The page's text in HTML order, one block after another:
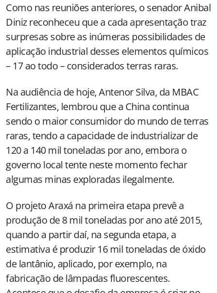
Como nas reuniões anteriores, o senador Anibal
Diniz reconheceu que a cada apresentação traz
surpresas sobre as inúmeras possibilidades de
aplicação industrial desses elementos químicos
– 17 ao todo – considerados terras raras.
Na audiência de hoje, Antenor Silva, da MBAC
Fertilizantes, lembrou que a China continua
sendo o maior consumidor do mundo de terras
raras, tendo a capacidade de industrializar de
120 a 140 mil toneladas por ano, embora o
governo local tente neste momento fechar
algumas minas exploradas ilegalmente.
O projeto Araxá na primeira etapa prevê a
produção de 8 mil toneladas por ano até 2015,
quando a partir daí, na segunda etapa, a
estimativa é produzir 16 mil toneladas de óxido
de lantânio, aplicado, por exemplo, na
fabricação de lâmpadas fluorescentes.